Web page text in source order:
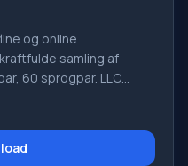
og online
samling af
60 sprogpar. LLC
brugere og
giver oversættelse af
ordbøger,